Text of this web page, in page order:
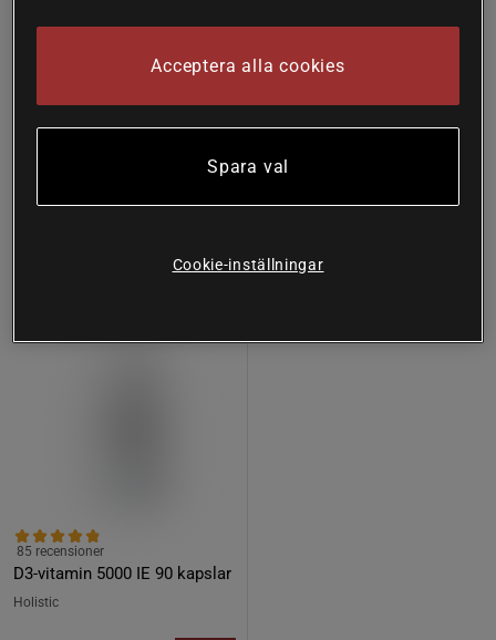
LactoVitalis Pro 30 kapslar
197 kr
Magnesium 375 mg 100
Lägsta pris
Köp
D3-vitamin 5000 IE 90 kapslar
85 recensioner
Holistic
Acceptera alla cookies
Spara val
Cookie-inställningar